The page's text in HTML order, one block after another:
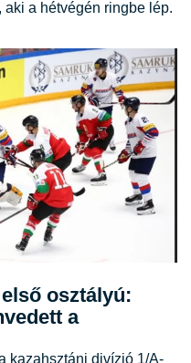
a hétvégén ringbe lép.
osztályú:
a
kazahsztáni divízió 1/A-